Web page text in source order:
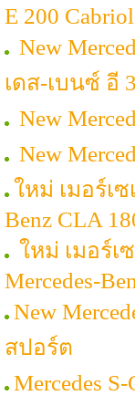
E 200
New
เดส-เบนซ์ อี
New
New
ใหม่ เมอร์เ
Benz CLA
ใหม่ เมอร์เ
Mercedes-
New
สปอร์ต
Mercedes